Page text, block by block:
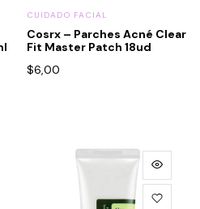
CUIDADO FACIAL
Cosrx – Parches Acné Clear
Fit Master Patch 18ud
$6,00